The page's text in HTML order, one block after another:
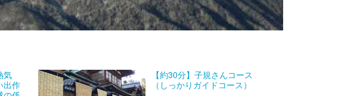
気
出作
【約30分】子規さんコース
（しっかりガイドコース）